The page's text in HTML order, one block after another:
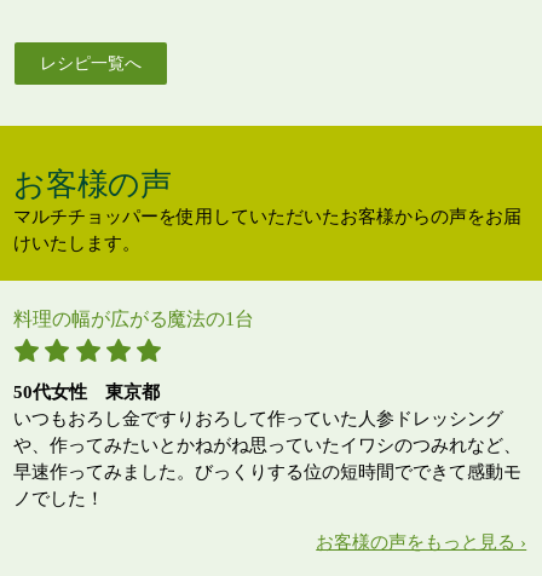
レシピ一覧へ
お客様の声
マルチチョッパーを使用していただいたお客様からの声をお届
けいたします。
料理の幅が広がる魔法の1台
50代女性 東京都
いつもおろし金ですりおろして作っていた人参ドレッシング
や、作ってみたいとかねがね思っていたイワシのつみれなど、
早速作ってみました。びっくりする位の短時間でできて感動モ
ノでした！
お客様の声をもっと見る ›